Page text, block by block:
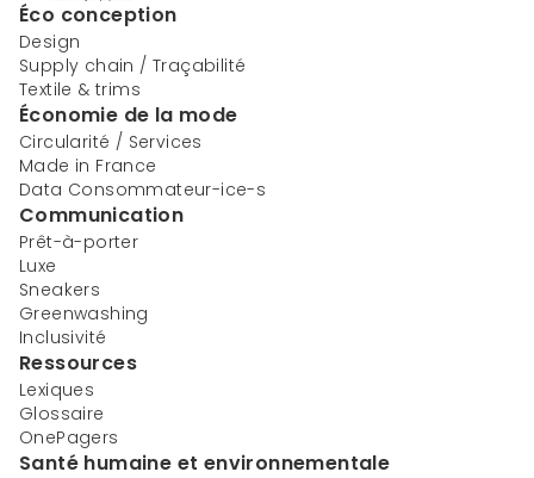
Éco conception
Design
Supply chain / Traçabilité
Textile & trims
Économie de la mode
Circularité / Services
Made in France
Data Consommateur-ice-s
Communication
Prêt-à-porter
Luxe
Sneakers
Greenwashing
Inclusivité
Ressources
Lexiques
Glossaire
OnePagers
Santé humaine et environnementale